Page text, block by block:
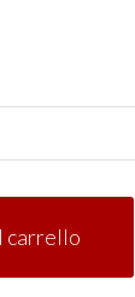
carrello